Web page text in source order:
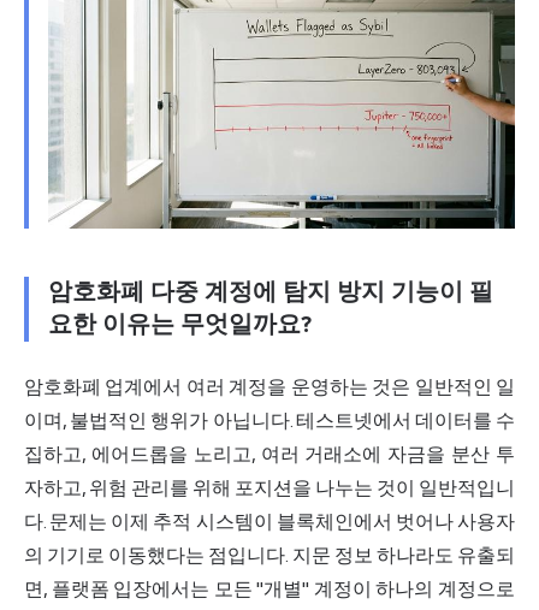
암호화폐 다중 계정에 탐지 방지 기능이 필
요한 이유는 무엇일까요?
암호화폐 업계에서 여러 계정을 운영하는 것은 일반적인 일
이며, 불법적인 행위가 아닙니다. 테스트넷에서 데이터를 수
집하고, 에어드롭을 노리고, 여러 거래소에 자금을 분산 투
자하고, 위험 관리를 위해 포지션을 나누는 것이 일반적입니
다. 문제는 이제 추적 시스템이 블록체인에서 벗어나 사용자
의 기기로 이동했다는 점입니다. 지문 정보 하나라도 유출되
면, 플랫폼 입장에서는 모든 "개별" 계정이 하나의 계정으로